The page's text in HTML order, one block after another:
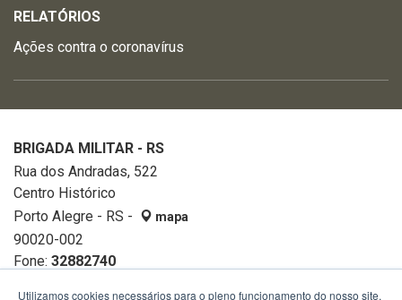
RELATÓRIOS
Ações contra o coronavírus
BRIGADA MILITAR - RS
Rua dos Andradas, 522
Centro Histórico
Porto Alegre - RS -
mapa
90020-002
Fone: 32882740
Utilizamos cookies necessários para o pleno funcionamento do nosso site,